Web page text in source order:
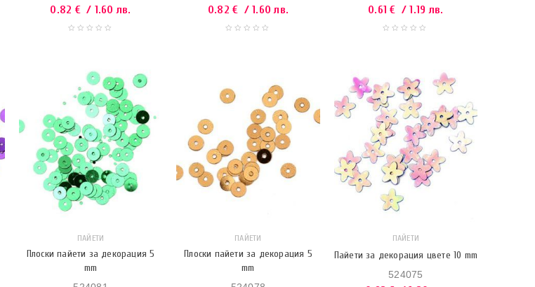
0.82 € / 1.60 лв. 0.82€ / 1.60 лв. 0.61€ / 1.19 лв.
ПАЙЕТИ
Плоски пайети за декорация 5
mm
ПАЙЕТИ
Плоски пайети за декорация 5
mm
ПАЙЕТИ
Пайети за декорация цвете 10 mm
524075